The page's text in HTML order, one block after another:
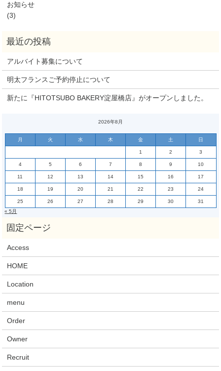
お知らせ
(3)
アルバイト募集について
明太フランスご予約停止について
新たに『HITOTSUBO BAKERY淀屋橋店』がオープンしました。
2026年8月
月 火 水 木 金 土 日
1 2 3
4 5 6 7 8 9 10
11 12 13 14 15 16 17
18 19 20 21 22 23 24
25 26 27 28 29 30
31
« 5月
Access
HOME
Location
menu
Order
Owner
Recruit